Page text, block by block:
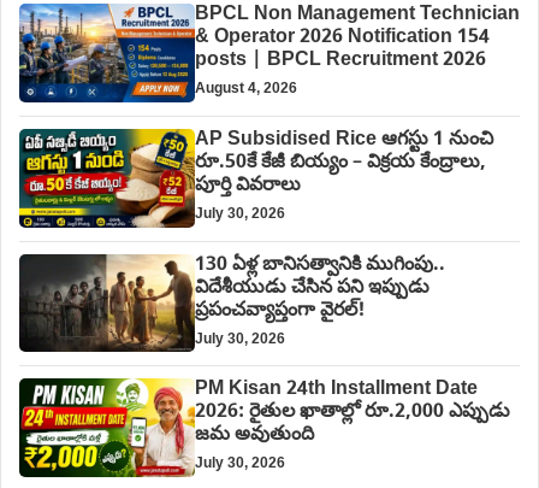
BPCL Non Management Technician
& Operator 2026 Notification 154
posts | BPCL Recruitment 2026
August 4, 2026
AP Subsidised Rice ఆగస్టు 1 నుంచి
రూ.50కే కేజీ బియ్యం – విక్రయ కేంద్రాలు,
పూర్తి వివరాలు
July 30, 2026
130 ఏళ్ల బానిసత్వానికి ముగింపు..
విదేశీయుడు చేసిన పని ఇప్పుడు
ప్రపంచవ్యాప్తంగా వైరల్!
July 30, 2026
PM Kisan 24th Installment Date
2026: రైతుల ఖాతాల్లో రూ.2,000 ఎప్పుడు
జమ అవుతుంది
July 30, 2026